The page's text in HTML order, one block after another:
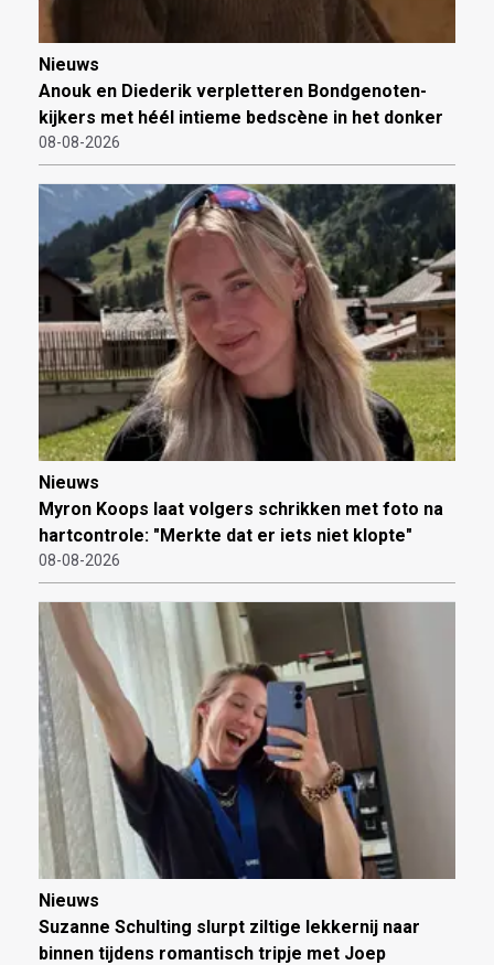
Nieuws
Anouk en Diederik verpletteren Bondgenoten-
kijkers met héél intieme bedscène in het donker
08-08-2026
Nieuws
Myron Koops laat volgers schrikken met foto na
hartcontrole: "Merkte dat er iets niet klopte"
08-08-2026
Nieuws
Suzanne Schulting slurpt ziltige lekkernij naar
binnen tijdens romantisch tripje met Joep